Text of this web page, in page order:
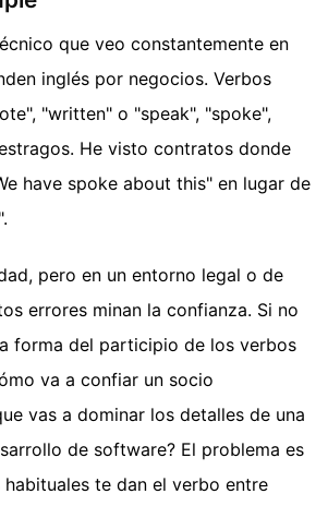
que veo constantemente en
inglés por negocios. Verbos
"written" o "speak", "spoke",
He visto contratos donde
have spoke about this" en lugar de
pero en un entorno legal o de
errores minan la confianza. Si no
forma del participio de los verbos
va a confiar un socio
vas a dominar los detalles de una
de software? El problema es
te dan el verbo entre